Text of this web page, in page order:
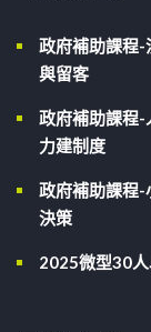
政府補助課程-
與留客
政府補助課程-
力建制度
政府補助課程-
決策
2025微型30